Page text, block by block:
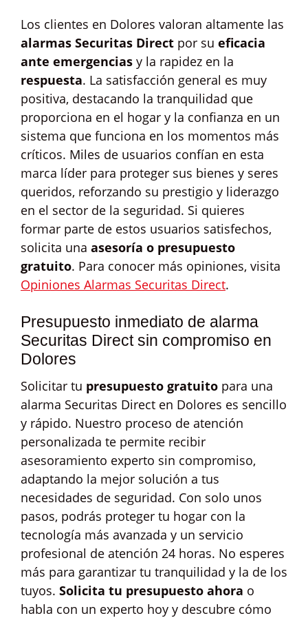
Los clientes en Dolores valoran altamente las
alarmas Securitas Direct por su eficacia
ante emergencias y la rapidez en la
respuesta. La satisfacción general es muy
positiva, destacando la tranquilidad que
proporciona en el hogar y la confianza en un
sistema que funciona en los momentos más
críticos. Miles de usuarios confían en esta
marca líder para proteger sus bienes y seres
queridos, reforzando su prestigio y liderazgo
en el sector de la seguridad. Si quieres
formar parte de estos usuarios satisfechos,
solicita una asesoría o presupuesto
gratuito. Para conocer más opiniones, visita
Opiniones Alarmas Securitas Direct.
Presupuesto inmediato de alarma
Securitas Direct sin compromiso en
Dolores
Solicitar tu presupuesto gratuito para una
alarma Securitas Direct en Dolores es sencillo
y rápido. Nuestro proceso de atención
personalizada te permite recibir
asesoramiento experto sin compromiso,
adaptando la mejor solución a tus
necesidades de seguridad. Con solo unos
pasos, podrás proteger tu hogar con la
tecnología más avanzada y un servicio
profesional de atención 24 horas. No esperes
más para garantizar tu tranquilidad y la de los
tuyos. Solicita tu presupuesto ahora o
habla con un experto hoy y descubre cómo